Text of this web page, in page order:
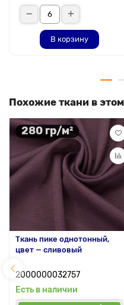
В корзину
Похожие ткани в
280 гр/м²
Ткань пике однотонный,
цвет — сливовый
2000000032757
Есть в наличии